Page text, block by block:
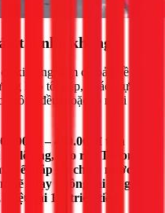
tại nhà không?
có kinh nghiệm cơ bản về
hợp tôi gặp, khách tự
không đều, hoặc rò rỉ tại
– 400.000đ tiền
lê ống, keo ren Teflon,
Nếu lắp sai chiều nước
sẽ chạy không tải — gây
hại 1-3 triệu tiền